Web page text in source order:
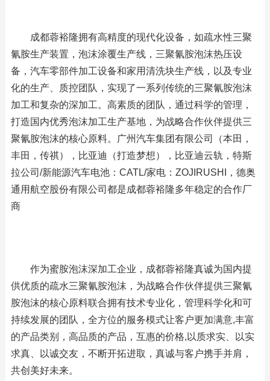
成都蓉裕隆拥有高精度的现代化设备，如疏水性三聚
氰胺生产装置，泡沫涂覆生产线，三聚氰胺泡沫热压设
备，汽车零部件加工设备和家用清洗块生产线，以及专业
化的生产、质控团队，实现了一系列传统的三聚氰胺泡沫
加工和复杂的深加工。高素质的团队，通过科学的管理，
打造国内优秀泡沫加工生产基地，为战略合作伙伴提供三
聚氰胺泡沫的核心原料。广州汽车集团有限公司（本田，
丰田，传祺），比亚迪（打造梦想），比亚迪云轨，特斯
拉公司/新能源汽车电池：CATL/家电：ZOJIRUSHI，德奥
通用航空股份有限公司都是成都蓉裕隆多年稳定的合作厂
商
作为蜜胺泡沫深加工企业，成都蓉裕隆真诚为国内提
供优质的疏水三聚氰胺泡沫，为战略合作伙伴提供三聚氰
胺泡沫的核心原料联合拥有技术专业化，管理科学化和可
持续发展的团队，全方位的服务模式让客户更加满意,丰富
的产品类别，高品质的产品，互惠的价格,以质求实、以实
求真、以诚交友，不断开拓进取，真诚与客户携手并肩，
共创美好未来。